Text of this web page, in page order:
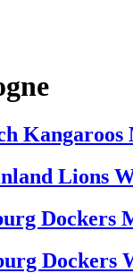
Kangaroos
Lions
Dockers
Dockers